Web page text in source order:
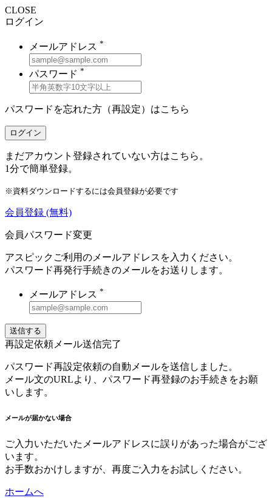
CLOSE
ログイン
メールアドレス *
パスワード *
パスワードを忘れた方（再設定）はこちら
ログイン
まだアカウント登録されていない方はこちら。
1分で簡単登録。
※資料ダウンロードするには会員登録が必要です
会員登録 (無料)
会員パスワード変更
アスピックご利用のメールアドレスを入力ください。
パスワード再発行手続きのメールをお送りします。
メールアドレス *
送信する
再設定依頼メール送信完了
パスワード再設定依頼の自動メールを送信しました。
メール文のURLより、パスワード再登録のお手続きをお願
いします。
メールが届かない場合
ご入力いただいたメールアドレスに誤りがあった場合がござ
います。
お手数おかけしますが、再度ご入力をお試しください。
ホームへ